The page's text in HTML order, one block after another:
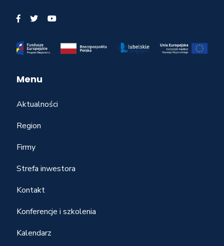
Menu
Aktualności
Region
Firmy
Strefa inwestora
Kontakt
Konferencje i szkolenia
Kalendarz